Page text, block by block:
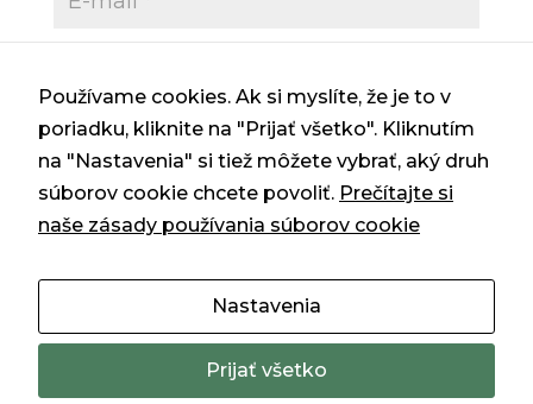
Uložiť moje meno, e-mail a webovú
stránku v tomto prehliadači pre moje
budúce komentáre.
Používame cookies. Ak si myslíte, že je to v
poriadku, kliknite na "Prijať všetko". Kliknutím
na "Nastavenia" si tiež môžete vybrať, aký druh
súborov cookie chcete povoliť. Prečítajte si
naše zásady používania súborov cookie
Nastavenia
Prijať všetko